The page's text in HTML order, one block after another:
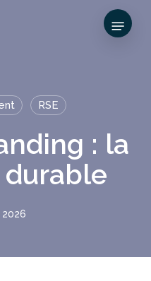
Menu
RSE
: la
2026